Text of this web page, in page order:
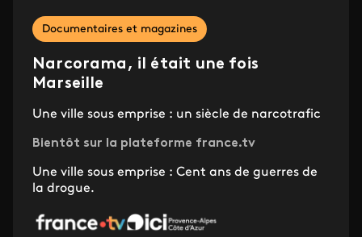
Documentaires et magazines
Narcorama, il était une fois
Marseille
Une ville sous emprise : un siècle de narcotrafic
Bientôt sur la plateforme france.tv
Une ville sous emprise : Cent ans de guerres de
la drogue.